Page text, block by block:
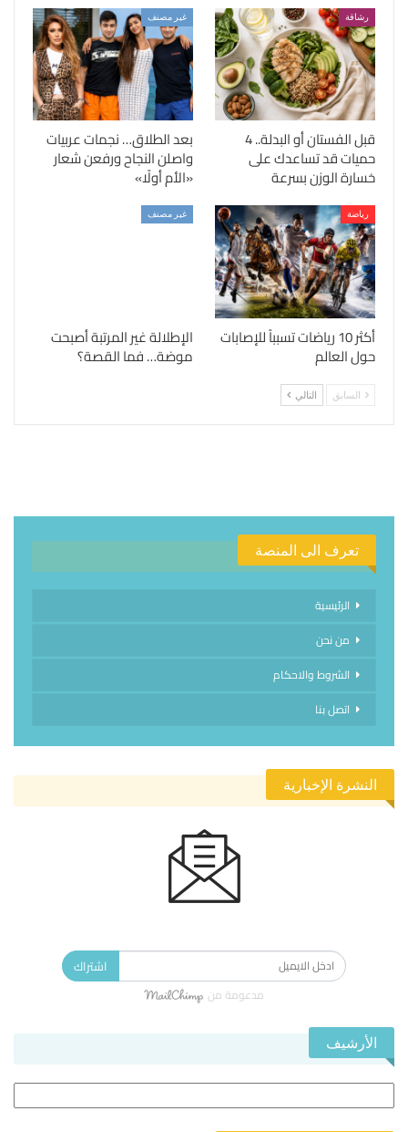
رشاقة
قبل الفستان أو البدلة.. 4
حميات قد تساعدك على
خسارة الوزن بسرعة
غير مصنف
بعد الطلاق… نجمات عربيات
واصلن النجاح ورفعن شعار
«الأم أولًا»
رياضة
أكثر 10 رياضات تسبباً للإصابات
حول العالم
غير مصنف
الإطلالة غير المرتبة أصبحت
موضة… فما القصة؟
السابق التالي
تعرف الى المنصة
الرئيسية
من نحن
الشروط والاحكام
اتصل بنا
النشرة الإخبارية
اشتراك
مدعومة من
الأرشيف